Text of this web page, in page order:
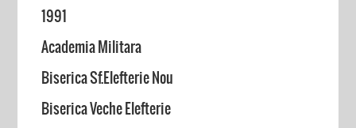
1991
Academia Militara
Biserica Sf.Elefterie Nou
Biserica Veche Elefterie